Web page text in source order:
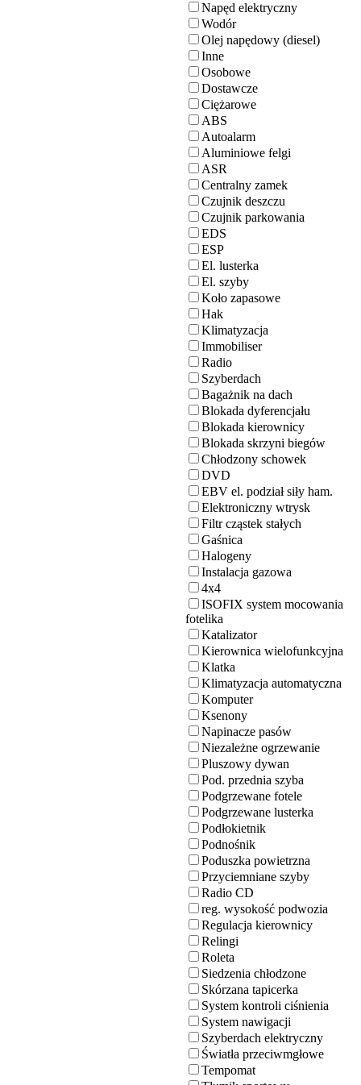
Napęd elektryczny
Wodór
Olej napędowy (diesel)
Inne
Osobowe
Dostawcze
Ciężarowe
ABS
Autoalarm
Aluminiowe felgi
ASR
Centralny zamek
Czujnik deszczu
Czujnik parkowania
EDS
ESP
El. lusterka
El. szyby
Koło zapasowe
Hak
Klimatyzacja
Immobiliser
Radio
Szyberdach
Bagażnik na dach
Blokada dyferencjału
Blokada kierownicy
Blokada skrzyni biegów
Chłodzony schowek
DVD
EBV el. podział siły ham.
Elektroniczny wtrysk
Filtr cząstek stałych
Gaśnica
Halogeny
Instalacja gazowa
4x4
ISOFIX system mocowania
fotelika
Katalizator
Kierownica wielofunkcyjna
Klatka
Klimatyzacja automatyczna
Komputer
Ksenony
Napinacze pasów
Niezależne ogrzewanie
Pluszowy dywan
Pod. przednia szyba
Podgrzewane fotele
Podgrzewane lusterka
Podłokietnik
Podnośnik
Poduszka powietrzna
Przyciemniane szyby
Radio CD
reg. wysokość podwozia
Regulacja kierownicy
Relingi
Roleta
Siedzenia chłodzone
Skórzana tapicerka
System kontroli ciśnienia
System nawigacji
Szyberdach elektryczny
Światła przeciwmgłowe
Tempomat